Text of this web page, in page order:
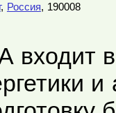
, Россия, 190008
в